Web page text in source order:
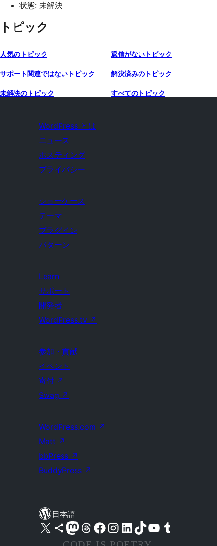
状態: 未解決
トピック
人気のトピック 返信がないトピック
サポート関連ではないトピック 解決済みのトピック
未解決のトピック すべてのトピック
WordPress とは
ニュース
ホスティング
プライバシー
ショーケース
テーマ
プラグイン
パターン
Learn
サポート
開発者
WordPress.tv ↗
参加・貢献
イベント
寄付 ↗
Swag ↗
WordPress.com ↗
Matt ↗
bbPress ↗
BuddyPress ↗
日本語
X (旧 Twitter) アカウントへ Bluesky アカウントへ Mastodon アカウントへ Threads アカウントへ Facebook ページへ Instagram アカウントへ LinkedIn アカウントへTikTok アカウントへ YouTube チャンネルへ Tumblr アカウントへ